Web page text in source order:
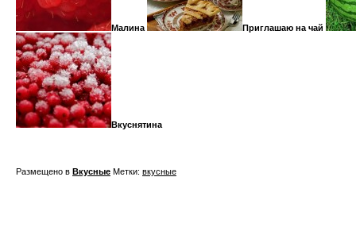
Малина Приглашаю на чай
Вкуснятина
Размещено в Вкусные Метки: вкусные